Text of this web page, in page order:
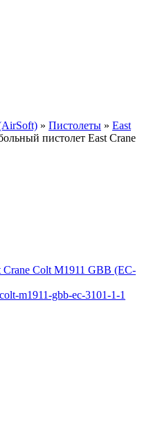
» Пистолеты » East
пистолет East Crane